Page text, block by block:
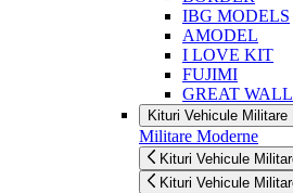
IBG MODELS
AMODEL
I LOVE KIT
FUJIMI
GREAT
Kituri Vehicule Militare
Militare Moderne
Kituri Vehicule
Kituri Vehicule